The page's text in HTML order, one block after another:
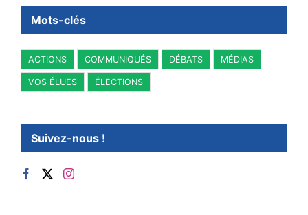
Mots-clés
ACTIONS COMMUNIQUÉS DÉBATS MÉDIAS
VOS ÉLUES ÉLECTIONS
Suivez-nous !